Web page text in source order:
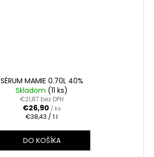
SÉRUM MAMIE 0.70L 40%
Skladom (11 ks)
€21,87 bez DPH
€26,90 / ks
Jednotková
€38,43 / 1 l
DO KOŠÍKA